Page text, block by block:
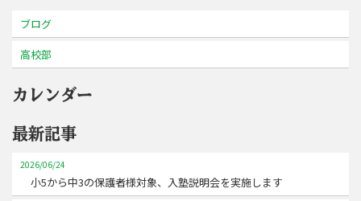
ブログ
高校部
カレンダー
最新記事
2026/06/24
小5から中3の保護者様対象、入塾説明会を実施します